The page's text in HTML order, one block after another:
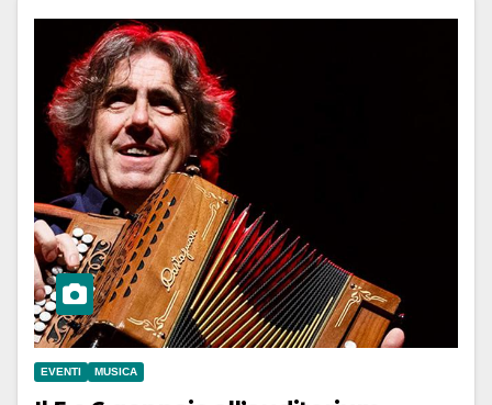
EVENTI MUSICA